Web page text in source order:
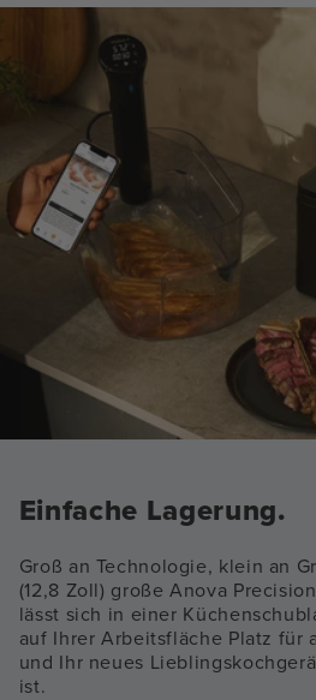
Einfache Lagerung.
Groß an Technologie, klein an
(12,8 Zoll) große Anova
lässt sich in einer
auf Ihrer Arbeitsfläche Platz für
und Ihr neues
ist.